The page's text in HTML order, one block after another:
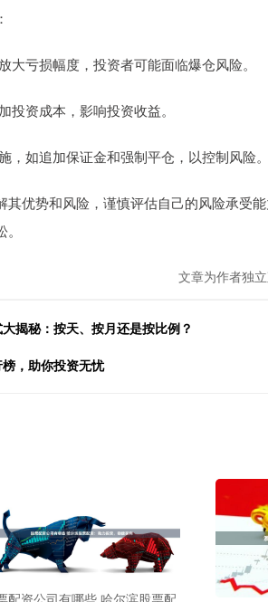
亏损幅度，投资者可能面临爆仓风险。
资成本，影响投资收益。
如追加保证金和强制平仓，以控制风险。
优势和风险，谨慎评估自己的风险承受
文章为作者独
揭秘：按天、按月还是按比例？
，助你投资无忧